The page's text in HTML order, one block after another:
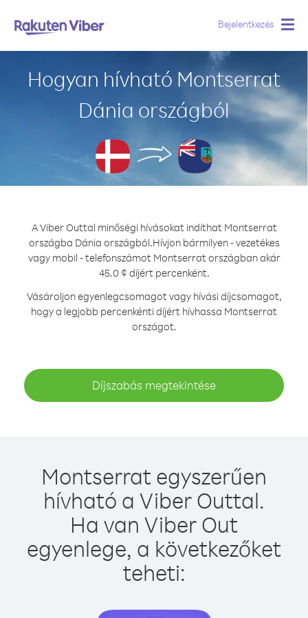
Bejelentkezés
Hogyan hívható Montserrat
Dánia országból
A Viber Outtal minőségi hívásokat indíthat Montserrat
országba Dánia országból.Hívjon bármilyen - vezetékes
vagy mobil - telefonszámot Montserrat országban akár
45.0 ¢ díjért percenként.
Vásároljon egyenlegcsomagot vagy hívási díjcsomagot,
hogy a legjobb percenkénti díjért hívhassa Montserrat
országot.
Díjszabás megtekintése
Montserrat egyszerűen
hívható a Viber Outtal.
Ha van Viber Out
egyenlege, a következőket
teheti: